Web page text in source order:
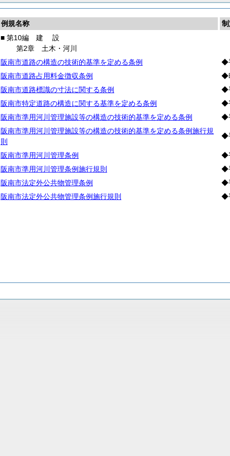
例規名称 制
■ 第10編 建 設
第2章 土木・河川
阪南市道路の構造の技術的基準を定める条例
◆
阪南市道路占用料金徴収条例
◆
阪南市道路標識の寸法に関する条例
◆
阪南市特定道路の構造に関する基準を定める条例
◆
阪南市準用河川管理施設等の構造の技術的基準を定める条例
◆
阪南市準用河川管理施設等の構造の技術的基準を定める条例施行規
則
◆
阪南市準用河川管理条例 ◆
阪南市準用河川管理条例施行規則
◆
阪南市法定外公共物管理条例
◆
阪南市法定外公共物管理条例施行規則
◆